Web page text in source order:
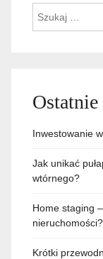
Inwestowanie
Jak unikać
wtórnego?
Home staging
nieruchomości?
Krótki